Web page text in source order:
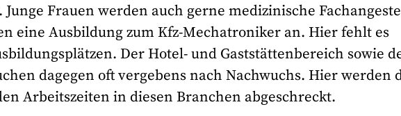
Frauen werden auch gerne medizinische
eine Ausbildung zum Kfz-Mechatroniker an. Hier fehlt es
Der Hotel- und Gaststättenbereich sowie
dagegen oft vergebens nach Nachwuchs. Hier werden
Arbeitszeiten in diesen Branchen abgeschreckt.